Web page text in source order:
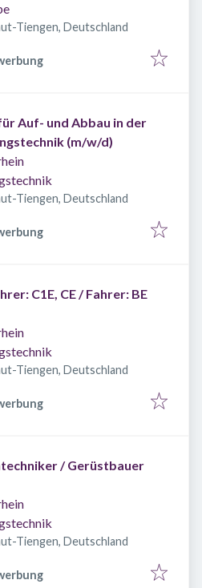
Tiengen, Deutschland
Auf- und Abbau in der
(m/w/d)
Tiengen, Deutschland
C1E, CE / Fahrer: BE
Tiengen, Deutschland
/ Gerüstbauer
Tiengen, Deutschland